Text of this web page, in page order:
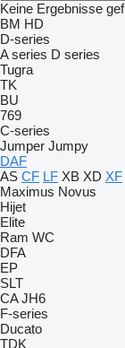
Keine Ergebnisse
BM HD
D-series
A series D series
Tugra
TK
BU
769
C-series
Jumper Jumpy
DAF
AS CF LF XB XD XF
Maximus Novus
Hijet
Elite
Ram WC
DFA
EP
SLT
CA JH6
F-series
Ducato
TDK